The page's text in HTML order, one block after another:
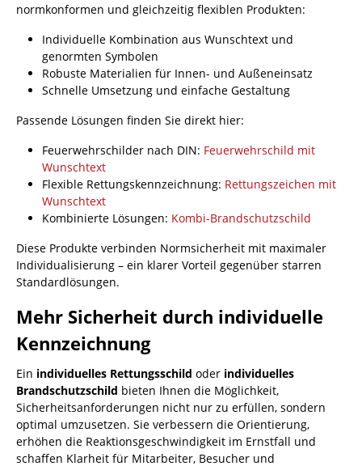
normkonformen und gleichzeitig flexiblen Produkten:
Individuelle Kombination aus Wunschtext und
genormten Symbolen
Robuste Materialien für Innen- und Außeneinsatz
Schnelle Umsetzung und einfache Gestaltung
Passende Lösungen finden Sie direkt hier:
Feuerwehrschilder nach DIN: Feuerwehrschild mit
Wunschtext
Flexible Rettungskennzeichnung: Rettungszeichen mit
Wunschtext
Kombinierte Lösungen: Kombi-Brandschutzschild
Diese Produkte verbinden Normsicherheit mit maximaler
Individualisierung – ein klarer Vorteil gegenüber starren
Standardlösungen.
Mehr Sicherheit durch individuelle
Kennzeichnung
Ein individuelles Rettungsschild oder individuelles
Brandschutzschild bieten Ihnen die Möglichkeit,
Sicherheitsanforderungen nicht nur zu erfüllen, sondern
optimal umzusetzen. Sie verbessern die Orientierung,
erhöhen die Reaktionsgeschwindigkeit im Ernstfall und
schaffen Klarheit für Mitarbeiter, Besucher und